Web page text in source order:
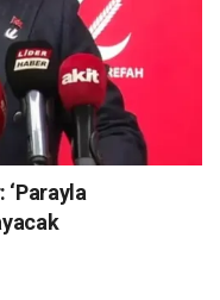
‘Parayla